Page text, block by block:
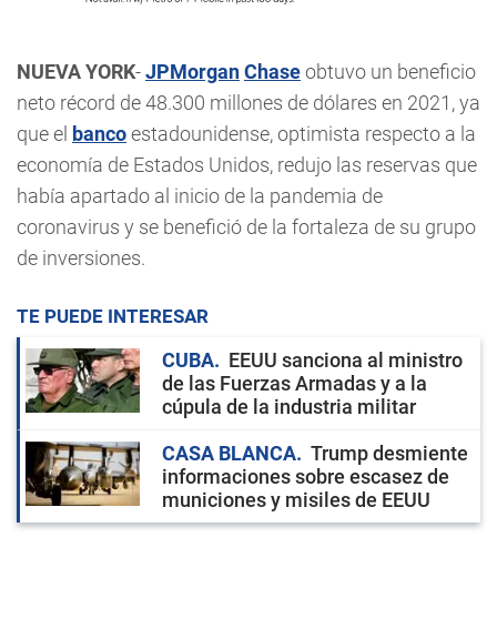
NUEVA YORK-JPMorganChaseobtuvo un beneficio
neto récord de 48.300 millones de dólares en 2021, ya
que el bancoestadounidense, optimista respecto a la
economía de Estados Unidos, redujo las reservas que
había apartado al inicio de la pandemia de
coronavirus y se benefició de la fortaleza de su grupo
de inversiones.
TE PUEDE INTERESAR
CUBA
EEUU sanciona al ministro
de las Fuerzas Armadas y a la
cúpula de la industria militar
CASA BLANCA
Trump desmiente
informaciones sobre escasez de
municiones y misiles de EEUU